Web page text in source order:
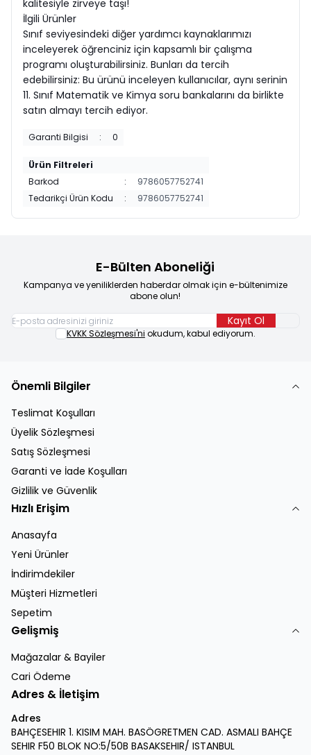
kalitesiyle zirveye taşı!
İlgili Ürünler
Sınıf seviyesindeki diğer yardımcı kaynaklarımızı
inceleyerek öğrenciniz için kapsamlı bir çalışma
programı oluşturabilirsiniz. Bunları da tercih
edebilirsiniz: Bu ürünü inceleyen kullanıcılar, aynı serinin
11. Sınıf Matematik ve Kimya soru bankalarını da birlikte
satın almayı tercih ediyor.
Garanti Bilgisi : 0
Ürün Filtreleri
Barkod
:
9786057752741
Tedarikçi Ürün Kodu
: 9786057752741
E-Bülten Aboneliği
Kampanya ve yeniliklerden haberdar olmak için e-bültenimize
abone olun!
Kayıt Ol
KVKK Sözleşmesi'ni okudum, kabul ediyorum.
Önemli Bilgiler
Teslimat Koşulları
Üyelik Sözleşmesi
Satış Sözleşmesi
Garanti ve İade Koşulları
Gizlilik ve Güvenlik
Hızlı Erişim
Anasayfa
Yeni Ürünler
İndirimdekiler
Müşteri Hizmetleri
Sepetim
Gelişmiş
Mağazalar & Bayiler
Cari Ödeme
Adres & İletişim
Adres
BAHÇESEHIR 1. KISIM MAH. BASÖGRETMEN CAD. ASMALI BAHÇE
SEHIR F50 BLOK NO:5/50B BASAKSEHIR/ ISTANBUL